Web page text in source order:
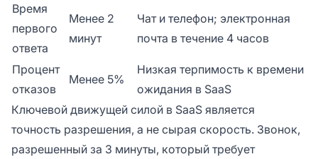
Время
первого
ответа
Менее 2
минут
Чат и телефон; электронная
почта в течение 4 часов
Процент
отказов
Менее 5%
Низкая терпимость к времени
ожидания в SaaS
Ключевой движущей силой в SaaS является
точность разрешения, а не сырая скорость. Звонок,
разрешенный за 3 минуты, который требует